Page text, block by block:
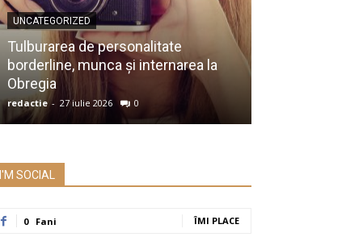
UNCATEGORIZED
Tulburarea de personalitate
borderline, munca și internarea la
Obregia
redactie - 27 iulie 2026 0
I'M SOCIAL
0 Fani ÎMI PLACE